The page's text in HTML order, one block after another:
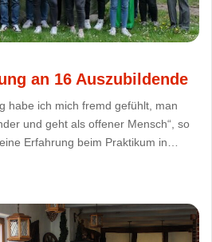
an 16 Auszubildende
habe ich mich fremd gefühlt, man
und geht als offener Mensch“, so
Erfahrung beim Praktikum in…